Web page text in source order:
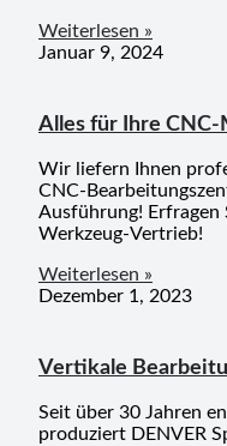
Weiterlesen »
Januar 9, 2024
Alles für Ihre CNC-
Wir liefern Ihnen
CNC-
Ausführung! Erfragen
Werkzeug-Vertrieb!
Weiterlesen »
Dezember 1, 2023
Vertikale
Seit über 30 Jahren
produziert DENVER